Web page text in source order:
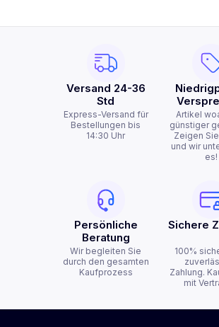
Versand 24-36
Std
Express-Versand für
Bestellungen bis
14:30 Uhr
Artikel
günstiger
Zeigen
und wir
es!
Persönliche
Beratung
Wir begleiten Sie
durch den gesamten
Kaufprozess
Sichere
100%
Zahlung.
mit